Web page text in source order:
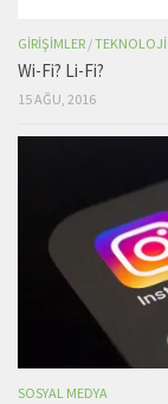
GIRIŞIMLER /TEKNOLOJI
Wi-Fi? Li-Fi?
15 AĞU, 2016
SOSYAL MEDYA